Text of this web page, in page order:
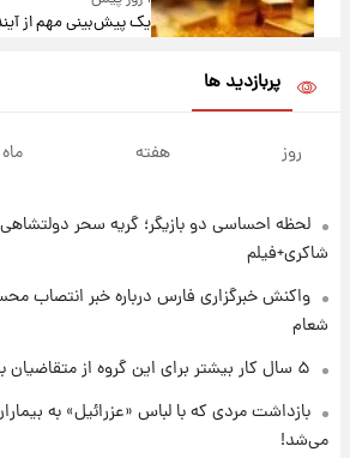
یک پیش‌بینی مهم از
۱ روز پیش
شماره پیراهن خریدهای
شد؛ تیکدری، محبی و
پربازدید ها
روز هفته ماه
لحظه احساسی دو بازیگر؛ گریه سحر
شاکری+فیلم
واکنش خبرگزاری فارس درباره خبر انتصاب
شعام
۵ سال کار بیشتر برای این گروه از متقاضیان بازنشستگی
بازداشت مردی که با لباس «عزرائیل» به
می‌شد!